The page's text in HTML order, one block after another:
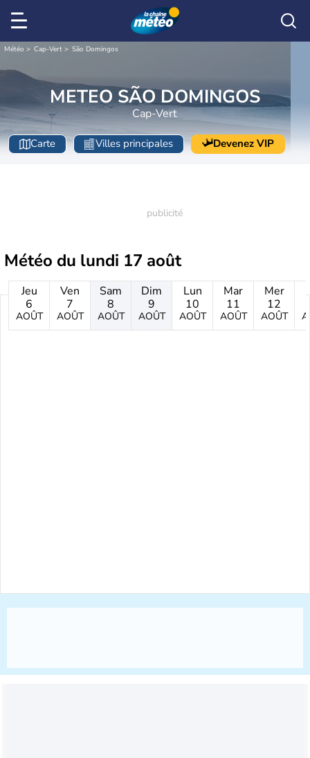
Météo Cap-Vert São Domingos
METEO SÃO DOMINGOS
Cap-Vert
Carte Villes principales Devenez VIP
Météo du lundi 17 août
Jeu
6
AOÛT
Ven
7
AOÛT
Sam
8
AOÛT
Dim
9
AOÛT
Lun
10
AOÛT
Mar
11
AOÛT
Mer
12
AOÛT